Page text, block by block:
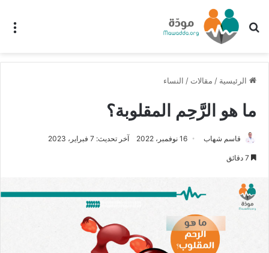
بحث عن
الرئيسية / مقالات / النساء
ما هو الرَّحِم المقلوبة؟
قاسم شهاب 16 نوفمبر، 2022 آخر تحديث: 7 فبراير، 2023